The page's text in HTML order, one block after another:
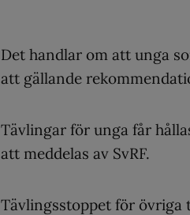
Det handlar om att unga
att gällande
Tävlingar för unga får
att meddelas av SvRF.
Tävlingsstoppet för övriga